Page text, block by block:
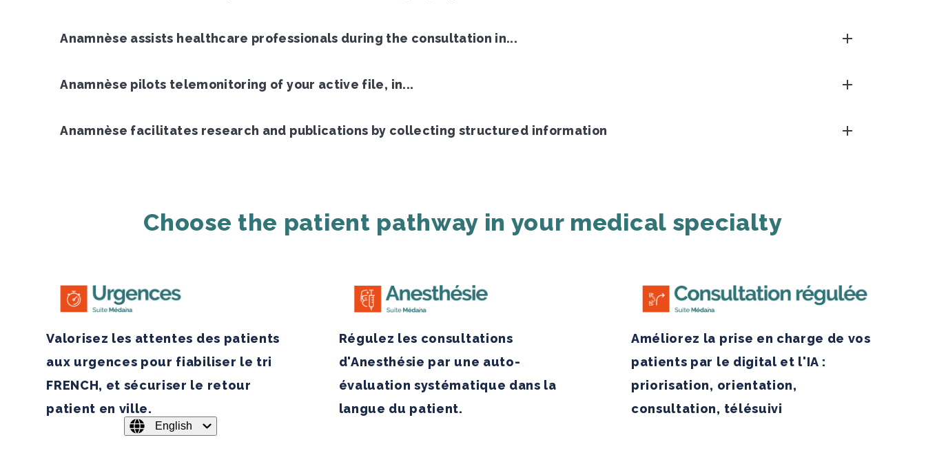
Anamnèse assists healthcare professionals during the consultation in...
Anamnèse pilots telemonitoring of your active file, in...
Anamnèse facilitates research and publications by collecting structured information
Choose the patient pathway in your medical specialty
Valorisez les attentes des patients
aux urgences pour fiabiliser le tri
FRENCH, et sécuriser le retour
patient en ville.
English
Régulez les consultations
d'Anesthésie par une auto-
évaluation systématique dans la
langue du patient.
Améliorez la prise en charge de vos
patients par le digital et l'IA :
priorisation, orientation,
consultation, télésuivi